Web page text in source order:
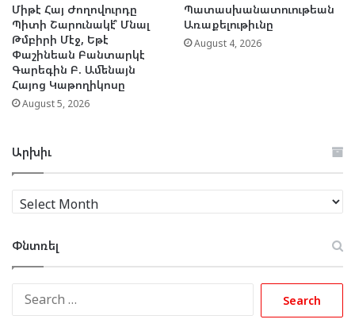
Միթէ Հայ Ժողովուրդը
Պիտի Շարունակէ՞ Մնալ
Թմբիրի Մէջ, Եթէ
Փաշինեան Բանտարկէ
Գարեգին Բ. Ամենայն
Հայոց Կաթողիկոսը
August 5, 2026
Պատասխանատուութեան
Առաքելութիւնը
August 4, 2026
Արխիւ
Արխիւ
Փնտռել